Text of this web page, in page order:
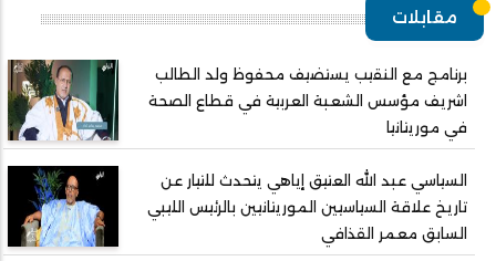
مقابلات
برنامج مع النقيب يستضيف محفوظ ولد الطالب
اشريف مؤسس الشعبة العربية في قطاع الصحة
في موريتانيا
السياسي عبد الله العتيق إياهي يتحدث للتيار عن
تاريخ علاقة السياسيين الموريتانيين بالرئيس الليبي
السابق معمر القذافي